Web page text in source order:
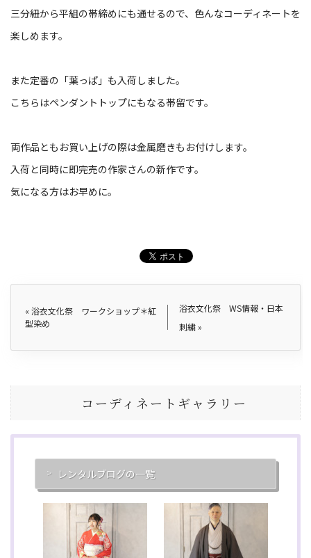
三分紐から平組の帯締めにも通せるので、色んなコーディネートを
楽しめます。
また定番の「葉っぱ」も入荷しました。
こちらはペンダントトップにもなる帯留です。
両作品ともお買い上げの際は金属磨きもお付けします。
入荷と同時に即完売の作家さんの新作です。
気になる方はお早めに。
« 浴衣文化祭 ワークショップ＊紅
型染め
浴衣文化祭 WS情報・日本
刺繍»
コーディネートギャラリー
レンタルブログの一覧